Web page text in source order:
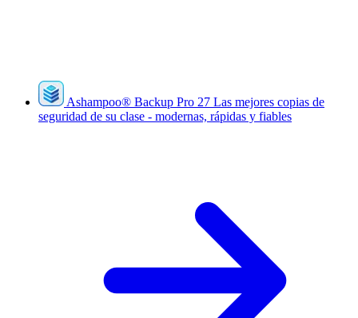
Ashampoo® Backup Pro 27 Las mejores copias de
seguridad de su clase - modernas, rápidas y fiables